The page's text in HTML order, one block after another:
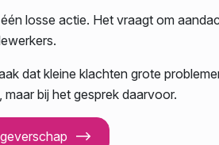
losse actie. Het vraagt om
dat kleine klachten grote
bij het gesprek daarvoor.